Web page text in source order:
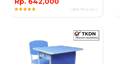
( 20K Terjual )